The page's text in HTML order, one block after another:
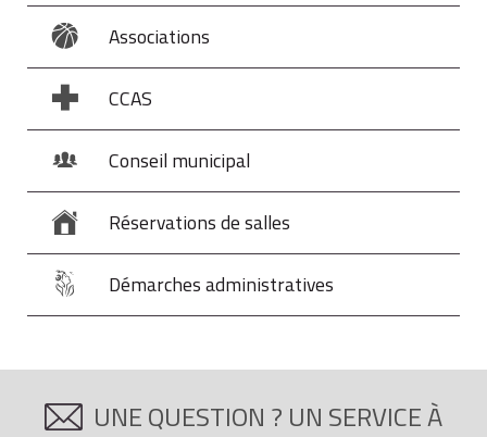
Associations
CCAS
Conseil municipal
Réservations de salles
Démarches administratives
UNE QUESTION ? UN SERVICE À